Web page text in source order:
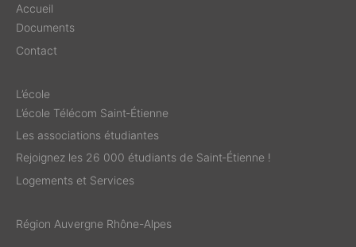
Accueil
Documents
Contact
L’école
L’école Télécom Saint‑Étienne
Les associations étudiantes
Rejoignez les 26 000 étudiants de Saint‑Étienne !
Logements et Services
Région Auvergne Rhône-Alpes